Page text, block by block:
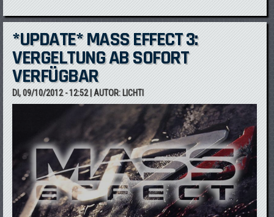
*UPDATE* MASS EFFECT 3:
VERGELTUNG AB SOFORT
VERFÜGBAR
DI, 09/10/2012 - 12:52| AUTOR:LICHTI